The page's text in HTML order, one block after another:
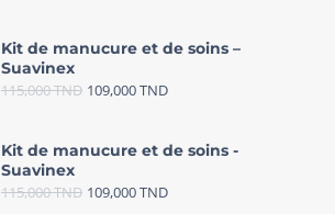
Kit de manucure et de soins –
Suavinex
115,000TND 109,000TND
Kit de manucure et de soins -
Suavinex
115,000TND 109,000TND